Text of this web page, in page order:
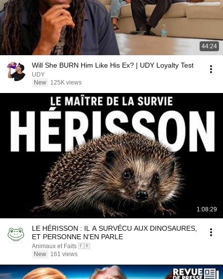
44:24
Will She BURN Him Like His Ex? | UDY Loyalty Test
UDY
New
125K views
1:08:29
LE HÉRISSON : IL A SURVÉCU AUX DINOSAURES,
ET PERSONNE N'EN PARLE
Animaux et Faits 🇫🇷
New
161 views